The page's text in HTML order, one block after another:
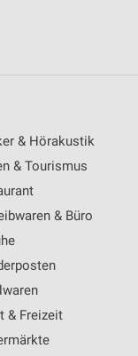
& Hörakustik
& Tourismus
& Büro
& Freizeit